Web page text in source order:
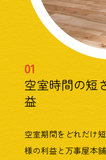
01
空室時間の短
益
空室期間をどれだけ
様の利益と万事屋本